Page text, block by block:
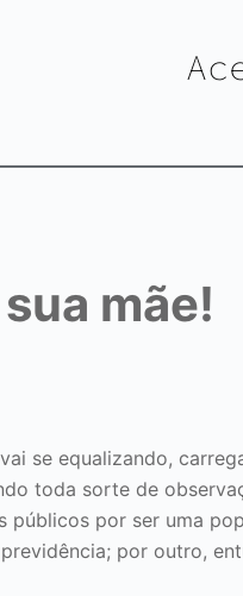
mãe!
se equalizando,
toda sorte de
públicos por ser uma
por outro,